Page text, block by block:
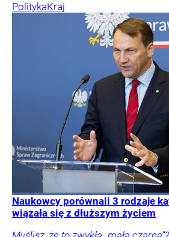
PolitykaKraj
Naukowcy porównali 3 rodzaje
wiązała się z dłuższym życiem